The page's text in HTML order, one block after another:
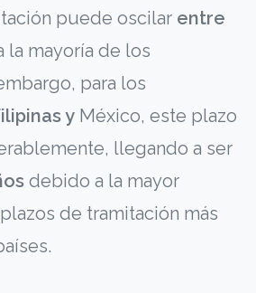
puede oscilar entre
la mayoría de los
para los
y México, este plazo
llegando a ser
debido a la mayor
de tramitación más